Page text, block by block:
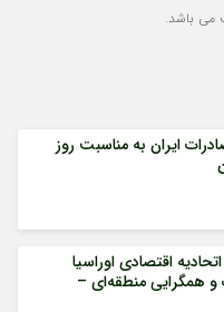
می باشد.
ایران به مناسبت روز
اقتصادی اوراسیا
همگرایی منطقه‌ای –